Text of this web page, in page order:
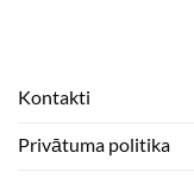
Kontakti
Privātuma politika